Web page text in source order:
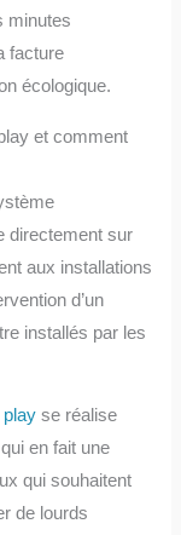
minutes
facture
écologique.
et comment
directement sur
aux installations
d’un
installés par les
play se réalise
en fait une
qui souhaitent
de lourds